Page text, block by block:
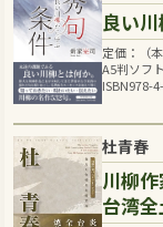
良い
定価：（
A5判ソフ
ISBN978-
杜青春
川柳
台湾